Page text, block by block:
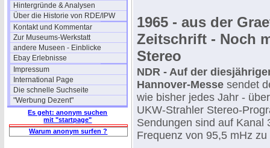
Hintergründe & Analysen
Über die Historie von RDE/IPW
Kontakt und Kommentar
Zur Museums-Werkstatt
andere Museen - Einblicke
Ebay Erlebnisse
Impressum
International Page
Die schnelle Suchseite
"Werbung Dezent"
Es geht: anonym suchen
mit "startpage"
Warum anonym surfen ?
1965 - aus der
Zeitschrift - Noch
Stereo
NDR - Auf der
Hannover-Messe sendet
wie bisher jedes Jahr -
UKW-Strahler Stereo-
Sendungen sind auf Kanal
Frequenz von 95,5 mHz